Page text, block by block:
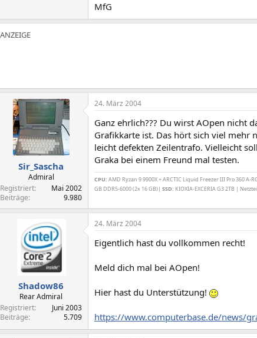
MfG
Sir_Sascha
Admiral
Registriert
Mai 2002
Beiträge
9.980
24. März 2004
Ganz ehrlich??? Du wirst AOpen nicht
Grafikkarte ist. Das hört sich viel mehr
leicht defekten Zeilentrafo. Vielleicht
Graka bei einem Freund mal testen.
CPU: AMD Ryzan 9 9900X + ARCTIC Liquid Freezer III Pro 360 A-
GB DDR5-6000 (2x 16 GB)| SSD: KIOXIA-EXCERIA G3 2TB |
Shadow86
Rear Admiral
Registriert
Juni 2003
Beiträge
5.709
24. März 2004
Eigentlich hast du vollkommen recht!
Meld dich mal bei AOpen!
Hier hast du Unterstützung!
https://www.computerbase.de/news/